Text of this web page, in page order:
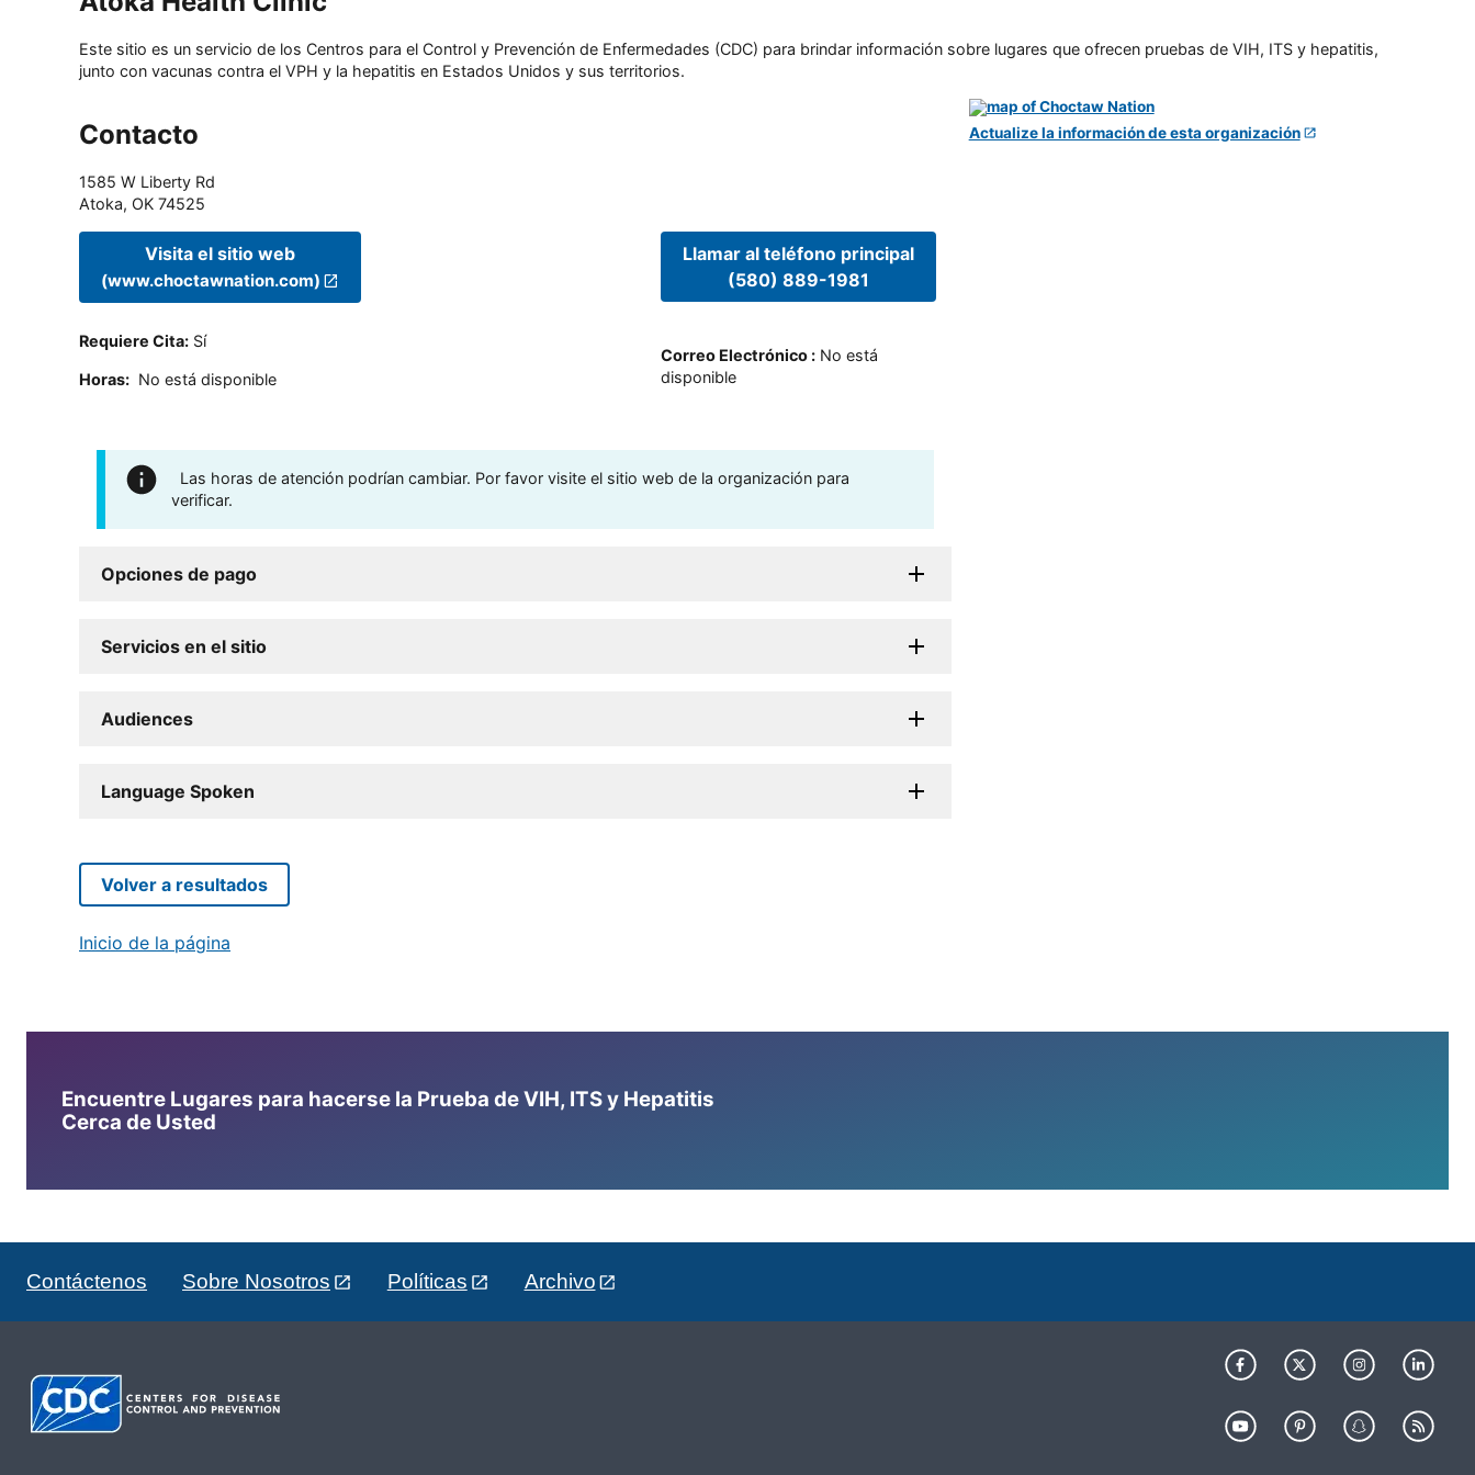
Este sitio es un servicio de los Centros para el Control y Prevención de Enfermedades (CDC) para brindar información sobre lugares que ofrecen pruebas de VIH, ITS y hepatitis,
junto con vacunas contra el VPH y la hepatitis en Estados Unidos y sus territorios.
Contacto
1585 W Liberty Rd
Atoka, OK 74525
Visita el sitio web
(www.choctawnation.com)
Requiere Cita: Sí
Horas: No está disponible
Llamar al teléfono principal
(580) 889-1981
Correo Electrónico: No está
disponible
Las horas de atención podrían cambiar. Por favor visite el sitio web de la organización para
verificar.
Opciones de pago
Servicios en el sitio
Audiences
Language Spoken
Actualize la información de esta organización
Volver a resultados
Inicio de la página
Encuentre Lugares para hacerse la Prueba de VIH, ITS y Hepatitis
Cerca de Usted
Contáctenos Sobre Nosotros Políticas Archivo